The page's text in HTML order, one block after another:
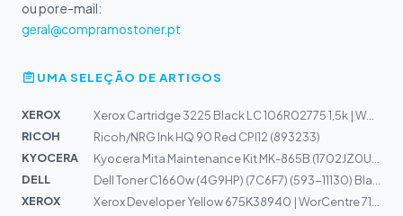
ou por e-mail:
geral@compramostoner.pt
UMA SELEÇÃO DE ARTIGOS
XEROX
Xerox Cartridge 3225 Black LC 106R02775 1,5k | WorkCent...
RICOH
Ricoh/NRG Ink HQ 90 Red CPI12 (893233)
KYOCERA
DELL
XEROX